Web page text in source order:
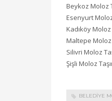
Beykoz Moloz
Esenyurt
Kadıköy
Maltepe Moloz
Silivri Moloz
Şişli Moloz
BELEDIYE